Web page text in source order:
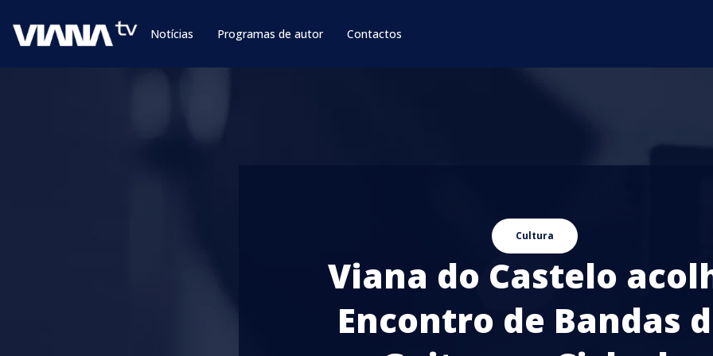
Notícias Programas de autor Contactos
Cultura
Viana do Castelo
Encontro de Bandas